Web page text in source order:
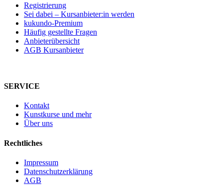
Registrierung
Sei dabei – Kursanbieter:in werden
kukundo-Premium
Häufig gestellte Fragen
Anbieterübersicht
AGB Kursanbieter
SERVICE
Kontakt
Kunstkurse und mehr
Über uns
Rechtliches
Impressum
Datenschutzerklärung
AGB